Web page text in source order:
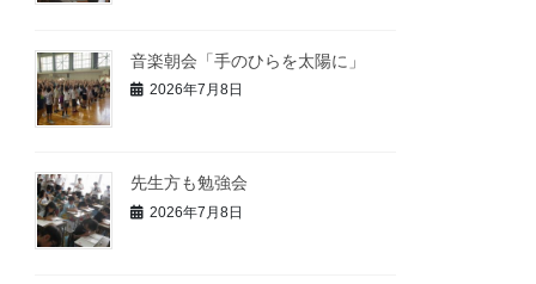
音楽朝会「手のひらを太陽に」
2026年7月8日
先生方も勉強会
2026年7月8日